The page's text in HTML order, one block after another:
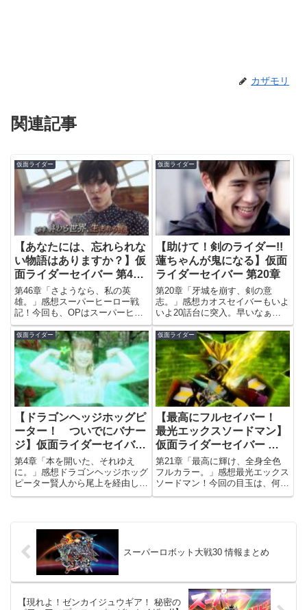
カザモリ
関連記事
仮面ライダー
【あなたには、忘れられな
い物語はありますか？】仮
面ライダーセイバー 第46
章
第46章「さようなら、私の英
雄。」感想スーパーヒーロー戦
記！今回も、OPはスーパーヒー
ロー戦記仕様。次回は最終章なの
でOPは省略されると考えると、
通常版のOPはもう見られないん
ですねぇ。最終回1つ前セイバー
もいよいよ最終章の1つ前。つい
この...
仮面ライダー
【助けて！剣のライダー!!
蓮ちゃんが鬼になる】仮面
ライダーセイバー 第20章
第20章「牙城を崩す、剣の意
志。」感想カオスセイバーもいよ
いよ20話台に突入。早いなぁ、
もう20話か… もう少ししたら
折り返しなわけですから、セイバ
ーの放送もあと半年ちょっとしか
ないというところまで来ました。
最光が登場してからは、なんかず
っ...
仮面ライダー
【ドラゴンヘッジホッグピ
ーター！ ついでにバナー
ジ】仮面ライダーセイバー
第4章
第4章「本を開いた、それゆえ
に。」感想ドラゴンヘッジホッグ
ピーター賢人から尾上を経由し
て、飛羽真の手に渡ったニードル
に変身。さらにブレイズからピー
ターファンタジスタを強奪一時的
に借...
仮面ライダー
【最高にフルセイバー！
最光エックスソードマン】
仮面ライダーセイバー 第
21章
第21章「最高に輝け、全身全色
フルカラー。」感想最光エックス
ソードマン！今回の目玉は、何と
言っても最光の新フォーム、エッ
の...
スーパーロボット大戦30 情報まとめ
【現れよ！ゼンカイジュウギア！ 秘密の